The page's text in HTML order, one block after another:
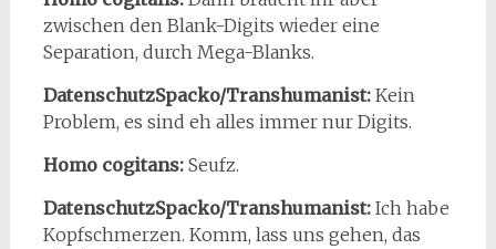
zwischen den Blank-Digits wieder eine
Separation, durch Mega-Blanks.
DatenschutzSpacko/Transhumanist:Kein
Problem, es sind eh alles immer nur Digits.
Homo cogitans:Seufz.
DatenschutzSpacko/Transhumanist: Ich habe
Kopfschmerzen. Komm, lass uns gehen, das